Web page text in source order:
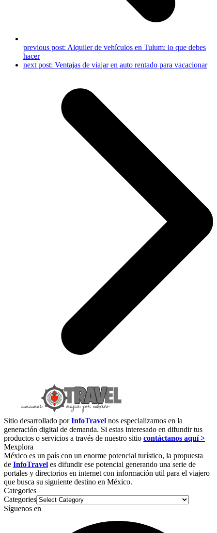
previous post: Alquiler de vehículos en Tulum: lo que debes
hacer
next post: Ventajas de viajar en auto rentado para vacacionar
Sitio desarrollado porInfoTravel nos especializamos en la
generación digital de demanda. Si estas interesado en difundir tus
productos o servicios a través de nuestro sitio contáctanos aquí >
Mexplora
México es un país con un enorme potencial turístico, la propuesta
de InfoTravel es difundir ese potencial generando una serie de
portales y directorios en internet con información util para el viajero
que busca su siguiente destino en México.
Categories
Categories
Síguenos en